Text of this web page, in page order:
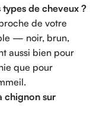
de cheveux ?
de votre
— noir, brun,
aussi bien pour
que pour
chignon sur